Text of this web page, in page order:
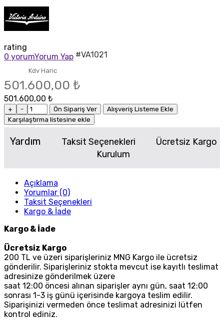
rating
0 yorumYorum Yap #VA1021
Kdv Haric
501.600,00 ₺
501.600,00 ₺
+ - Ön Sipariş Ver
Alışveriş Listeme Ekle
Karşılaştırma listesine ekle
Yardım Taksit Seçenekleri
Ücretsiz Kargo
Kurulum
Açıklama
Yorumlar (0)
Taksit Seçenekleri
Kargo & İade
Kargo & İade
Ücretsiz Kargo
200 TL ve üzeri siparişleriniz MNG Kargo ile ücretsiz
gönderilir. Siparişleriniz stokta mevcut ise kayıtlı teslimat
adresinize gönderilmek üzere
saat 12:00 öncesi alınan siparişler aynı gün, saat 12:00
sonrası 1-3 iş günü içerisinde kargoya teslim edilir.
Siparişinizi vermeden önce teslimat adresinizi lütfen
kontrol ediniz.